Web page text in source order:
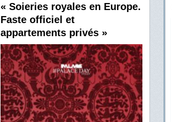
« Soieries royales en Europe.
Faste officiel et
appartements privés »